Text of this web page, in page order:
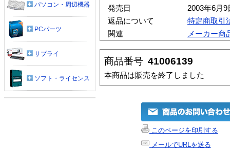
発売日
2003年6月9
返品について
特定商取引
関連
メーカー商
商品番号 41006139
本商品は販売を終了しました
このページを印刷する
メールでURLを送る
パソコン・周辺機器
PCパーツ
サプライ
ソフト・ライセンス